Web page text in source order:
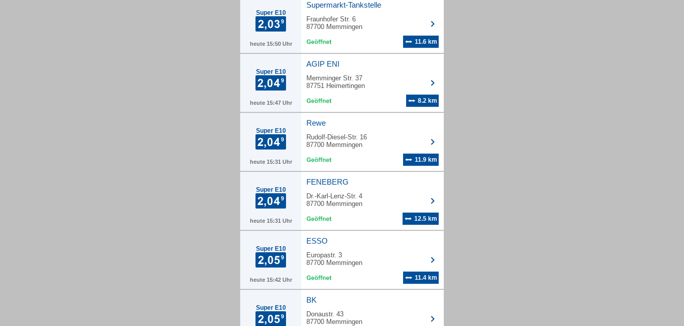
Super E10
heute 15:50 Uhr
Supermarkt-Tankstelle
Fraunhofer Str. 6
87700 Memmingen
11.6 km
Super E10
heute 15:47 Uhr
AGIP ENI
Memminger Str. 37
87751 Heimertingen
8.2 km
Super E10
heute 15:31 Uhr
Rewe
Rudolf-Diesel-Str. 16
87700 Memmingen
11.9 km
Super E10
heute 15:31 Uhr
FENEBERG
Dr.-Karl-Lenz-Str. 4
87700 Memmingen
12.5 km
Super E10
heute 15:42 Uhr
ESSO
Europastr. 3
87700 Memmingen
11.4 km
Super E10
BK
Donaustr. 43
87700 Memmingen